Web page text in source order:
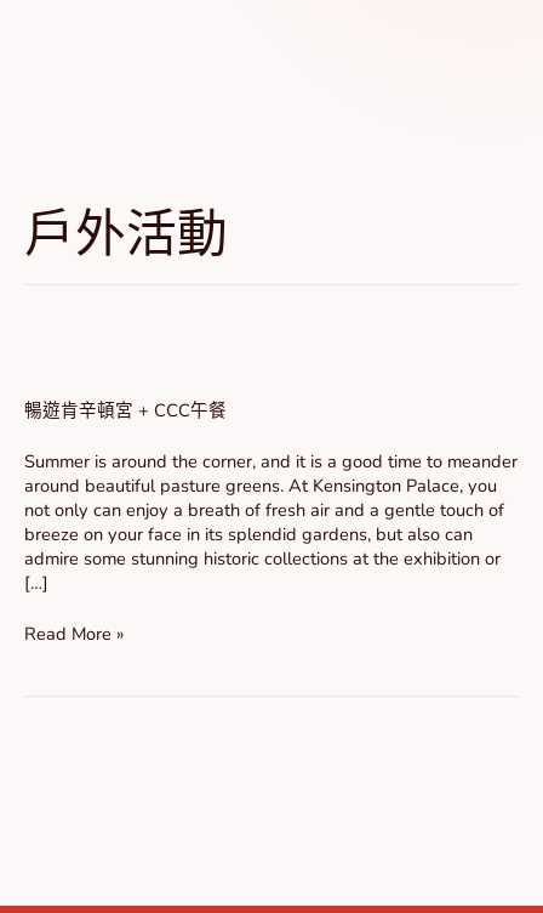
戶外活動
暢遊肯辛頓宮 + CCC午餐
Summer is around the corner, and it is a good time to meander
around beautiful pasture greens. At Kensington Palace, you
not only can enjoy a breath of fresh air and a gentle touch of
breeze on your face in its splendid gardens, but also can
admire some stunning historic collections at the exhibition or
[…]
辛
宮
+
CCC
午
餐
Read More »